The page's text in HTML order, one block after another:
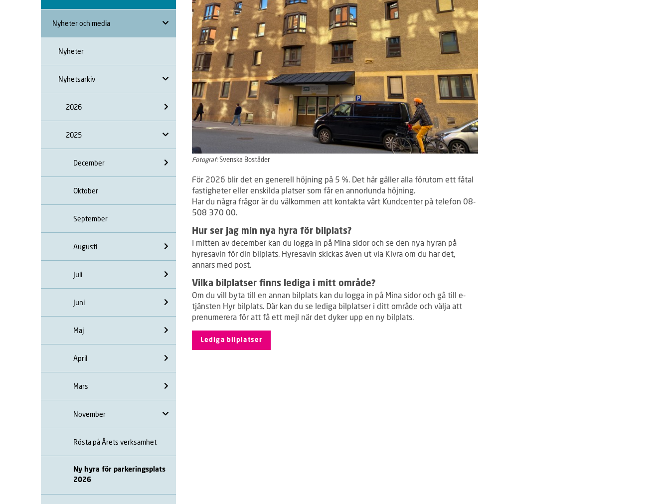
Nyheter och media
Nyheter
Nyhetsarkiv
2026
2025
December
Oktober
September
Augusti
Juli
Juni
Maj
April
Mars
November
Rösta på Årets verksamhet
Ny hyra för parkeringsplats
2026
Fotograf:Svenska Bostäder
För 2026 blir det en generell höjning på 5 %. Det här gäller alla förutom ett fåtal
fastigheter eller enskilda platser som får en annorlunda höjning.
Har du några frågor är du välkommen att kontakta vårt Kundcenter på telefon 08-
508 370 00.
Hur ser jag min nya hyra för bilplats?
I mitten av december kan du logga in på Mina sidor och se den nya hyran på
hyresavin för din bilplats. Hyresavin skickas även ut via Kivra om du har det,
annars med post.
Vilka bilplatser finns lediga i mitt område?
Om du vill byta till en annan bilplats kan du logga in på Mina sidor och gå till e-
tjänsten Hyr bilplats. Där kan du se lediga bilplatser i ditt område och välja att
prenumerera för att få ett mejl när det dyker upp en ny bilplats.
Lediga bilplatser